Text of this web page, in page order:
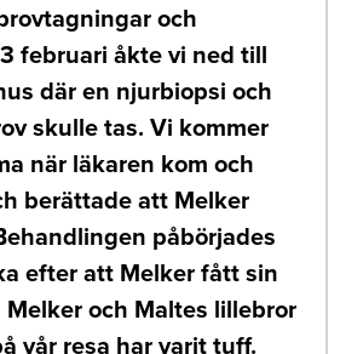
och
februari åkte vi ned till
där en njurbiopsi och
skulle tas. Vi kommer
när läkaren kom och
berättade att Melker
påbörjades
efter att Melker fått sin
och Maltes lillebror
vår resa har varit tuff.